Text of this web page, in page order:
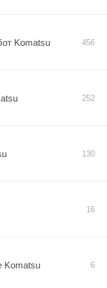
Komatsu 456
252
130
16
Komatsu 6